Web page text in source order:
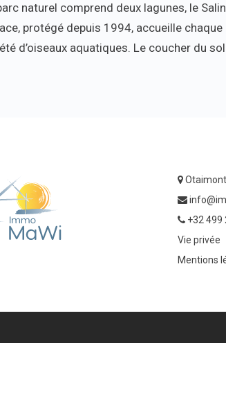
naturel comprend deux lagunes, le
protégé depuis 1994, accueille
d’oiseaux aquatiques. Le coucher du
+32 499
Vie privée
Mentions